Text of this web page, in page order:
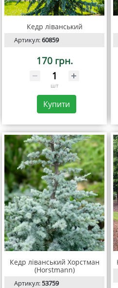
Кедр ліванський
Артикул:60859
170 грн.
шт
Купити
Кедр ліванський Хорстман
(Horstmann)
Артикул:53759